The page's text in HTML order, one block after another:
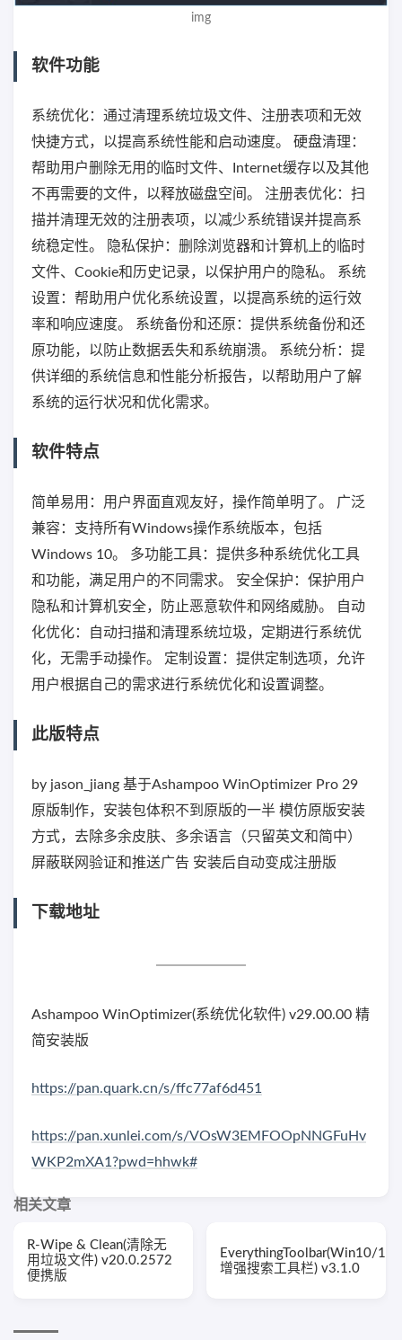
img
软件功能
系统优化：通过清理系统垃圾文件、注册表项和无效
快捷方式，以提高系统性能和启动速度。 硬盘清理：
帮助用户删除无用的临时文件、Internet缓存以及其他
不再需要的文件，以释放磁盘空间。 注册表优化：扫
描并清理无效的注册表项，以减少系统错误并提高系
统稳定性。 隐私保护：删除浏览器和计算机上的临时
文件、Cookie和历史记录，以保护用户的隐私。 系统
设置：帮助用户优化系统设置，以提高系统的运行效
率和响应速度。 系统备份和还原：提供系统备份和还
原功能，以防止数据丢失和系统崩溃。 系统分析：提
供详细的系统信息和性能分析报告，以帮助用户了解
系统的运行状况和优化需求。
软件特点
简单易用：用户界面直观友好，操作简单明了。 广泛
兼容：支持所有Windows操作系统版本，包括
Windows 10。 多功能工具：提供多种系统优化工具
和功能，满足用户的不同需求。 安全保护：保护用户
隐私和计算机安全，防止恶意软件和网络威胁。 自动
化优化：自动扫描和清理系统垃圾，定期进行系统优
化，无需手动操作。 定制设置：提供定制选项，允许
用户根据自己的需求进行系统优化和设置调整。
此版特点
by jason_jiang 基于Ashampoo WinOptimizer Pro 29
原版制作，安装包体积不到原版的一半 模仿原版安装
方式，去除多余皮肤、多余语言（只留英文和简中）
屏蔽联网验证和推送广告 安装后自动变成注册版
下载地址
Ashampoo WinOptimizer(系统优化软件) v29.00.00 精
简安装版
https://pan.quark.cn/s/ffc77af6d451
https://pan.xunlei.com/s/VOsW3EMFOOpNNGFuHv
WKP2mXA1?pwd=hhwk#
相关文章
R-Wipe & Clean(清除无
用垃圾文件) v20.0.2572
便携版
EverythingToolbar(Win10/11
增强搜索工具栏) v3.1.0